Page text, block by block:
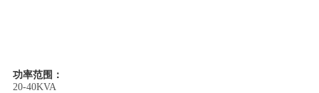
功率范围：
20-40KVA